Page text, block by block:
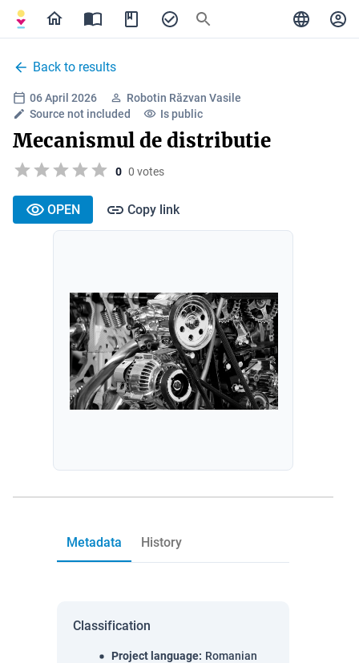
Back to results
06 April 2026
Robotin Răzvan Vasile
Source not included
Is public
Mecanismul de distributie
0 0 votes
OPEN Copy link
Metadata History
Classification
Project language: Romanian